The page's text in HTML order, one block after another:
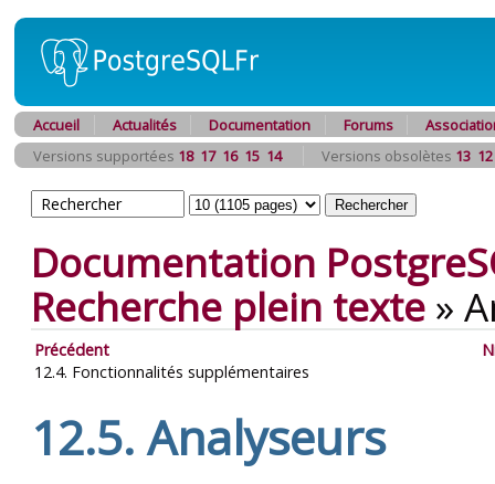
Accueil Actualités Documentation Forums
Versions supportées 18 17 16 15 14 Versions obsolètes 13 12
Documentation
Recherche plein texte »
Précédent
12.4. Fonctionnalités supplémentaires
12.5. Analyseurs